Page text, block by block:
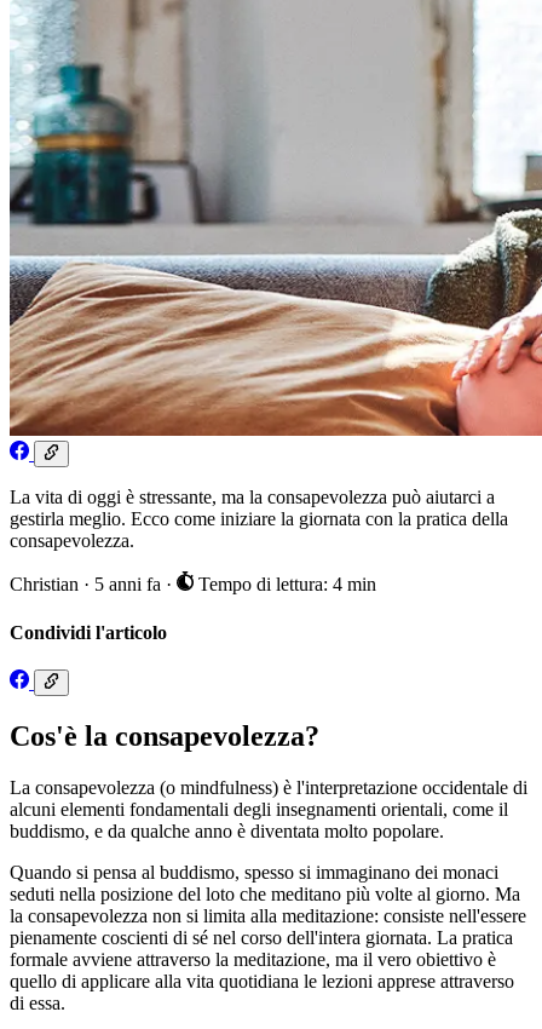
La vita di oggi è stressante, ma la consapevolezza può aiutarci a
gestirla meglio. Ecco come iniziare la giornata con la pratica della
consapevolezza.
Christian · 5 anni fa · Tempo di lettura: 4 min
Condividi l'articolo
Cos'è la consapevolezza?
La consapevolezza (o mindfulness) è l'interpretazione occidentale di
alcuni elementi fondamentali degli insegnamenti orientali, come il
buddismo, e da qualche anno è diventata molto popolare.
Quando si pensa al buddismo, spesso si immaginano dei monaci
seduti nella posizione del loto che meditano più volte al giorno. Ma
la consapevolezza non si limita alla meditazione: consiste nell'essere
pienamente coscienti di sé nel corso dell'intera giornata. La pratica
formale avviene attraverso la meditazione, ma il vero obiettivo è
quello di applicare alla vita quotidiana le lezioni apprese attraverso
di essa.